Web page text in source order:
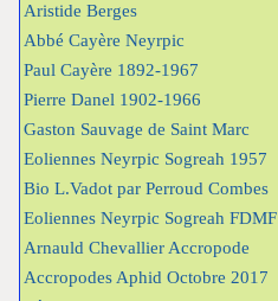
Aristide Berges
Abbé Cayère Neyrpic
Paul Cayère 1892-1967
Pierre Danel 1902-1966
Gaston Sauvage de Saint Marc
Eoliennes Neyrpic Sogreah 1957
Bio L.Vadot par Perroud Combes
Eoliennes Neyrpic Sogreah FDMF
Arnauld Chevallier Accropode
Accropodes Aphid Octobre 2017